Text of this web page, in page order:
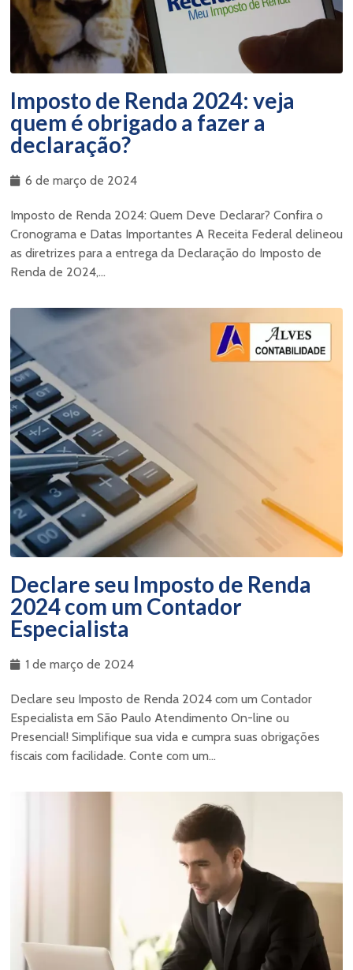
Imposto de Renda 2024: veja
quem é obrigado a fazer a
declaração?
6 de março de 2024
Imposto de Renda 2024: Quem Deve Declarar? Confira o
Cronograma e Datas Importantes A Receita Federal delineou
as diretrizes para a entrega da Declaração do Imposto de
Renda de 2024,...
Declare seu Imposto de Renda
2024 com um Contador
Especialista
1 de março de 2024
Declare seu Imposto de Renda 2024 com um Contador
Especialista em São Paulo Atendimento On-line ou
Presencial! Simplifique sua vida e cumpra suas obrigações
fiscais com facilidade. Conte com um...